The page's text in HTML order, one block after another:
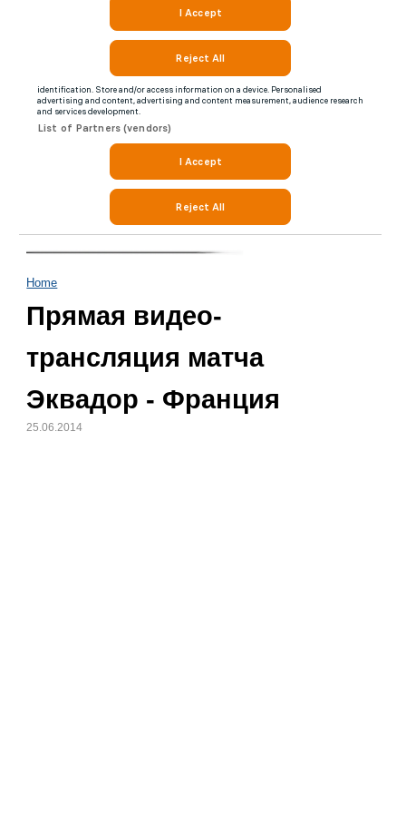
Home
Прямая видео-
трансляция матча
Эквадор - Франция
25.06.2014